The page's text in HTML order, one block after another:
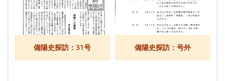
備陽史探訪：31号 備陽史探訪：号外